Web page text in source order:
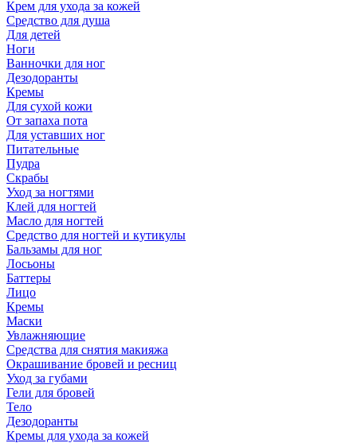
Крем для ухода за кожей
Средство для душа
Для детей
Ноги
Ванночки для ног
Дезодоранты
Кремы
Для сухой кожи
От запаха пота
Для уставших ног
Питательные
Пудра
Скрабы
Уход за ногтями
Клей для ногтей
Масло для ногтей
Средство для ногтей и кутикулы
Бальзамы для ног
Лосьоны
Баттеры
Лицо
Кремы
Маски
Увлажняющие
Средства для снятия макияжа
Окрашивание бровей и ресниц
Уход за губами
Гели для бровей
Тело
Дезодоранты
Кремы для ухода за кожей